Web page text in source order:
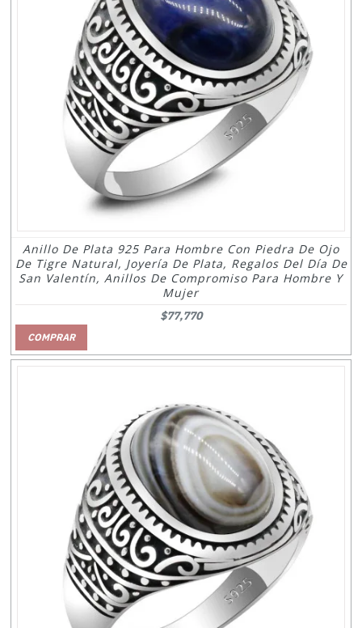
Anillo De Plata 925 Para Hombre Con Piedra De Ojo
De Tigre Natural, Joyería De Plata, Regalos Del Día De
San Valentín, Anillos De Compromiso Para Hombre Y
Mujer
$77,770
COMPRAR